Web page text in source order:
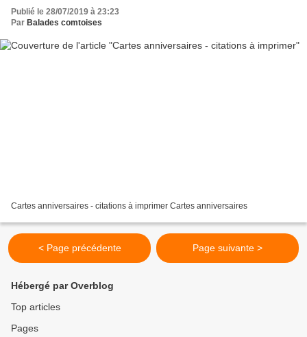
Publié le 28/07/2019 à 23:23
Par Balades comtoises
Cartes anniversaires - citations à imprimer Cartes anniversaires
< Page précédente Page suivante >
Hébergé par Overblog
Top articles
Pages